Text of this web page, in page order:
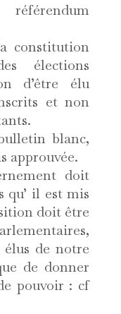
constitution
élections
d’être élu
et non
blanc,
approuvée.
doit
qu’ il est mis
doit être
de notre
de donner
pouvoir : cf